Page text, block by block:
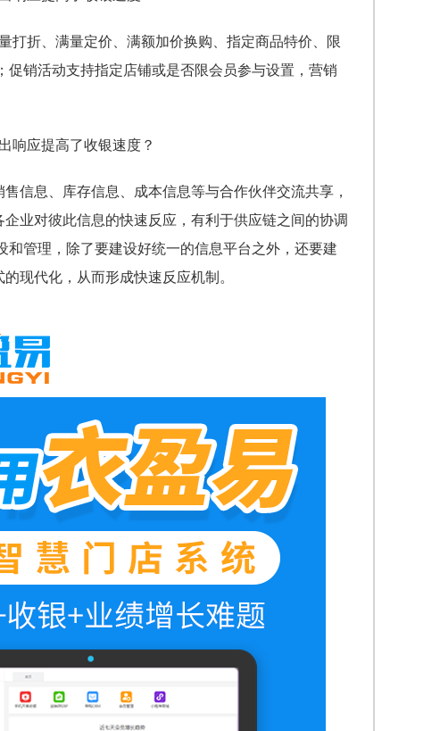
打折、满量定价、满额加价换购、指定商品特价、限
销活动支持指定店铺或是否限会员参与设置，营销
信息、库存信息、成本信息等与合作伙伴交流共享，
业对彼此信息的快速反应，有利于供应链之间的协调
管理，除了要建设好统一的信息平台之外，还要建
现代化，从而形成快速反应机制。